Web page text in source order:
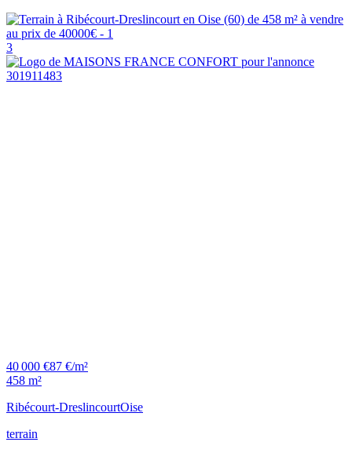
3
40 000 €87 €/m²
458 m²
Ribécourt-DreslincourtOise
terrain